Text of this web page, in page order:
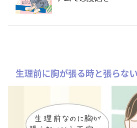
生理前に胸が張る時と張らな